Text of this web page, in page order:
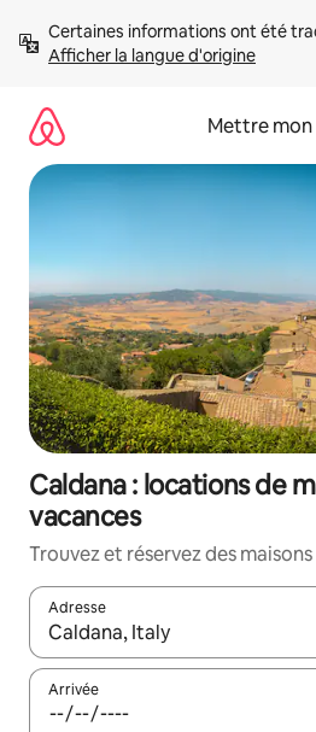
directement
Afficher la langue d'origine
Mettre
Caldana : locations de
vacances
Trouvez et réservez des
Adresse
Lorsque les résultats s'affichent,
Arrivée